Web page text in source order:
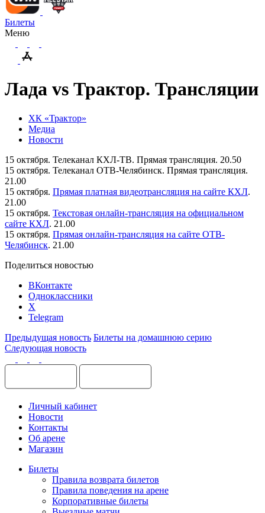
Билеты
Меню
Лада vs Трактор. Трансляции
ХК «Трактор»
Медиа
Новости
15 октября. Телеканал КХЛ-ТВ. Прямая трансляция. 20.50
15 октября. Телеканал ОТВ-Челябинск. Прямая трансляция.
21.00
15 октября. Прямая платная видеотрансляция на сайте КХЛ.
21.00
15 октября. Текстовая онлайн-трансляция на официальном
сайте КХЛ. 21.00
15 октября. Прямая онлайн-трансляция на сайте ОТВ-
Челябинск. 21.00
Поделиться новостью
ВКонтакте
Одноклассники
X
Telegram
Предыдущая новость Билеты на домашнюю серию
Следующая новость
Личный кабинет
Новости
Контакты
Об арене
Магазин
Билеты
Правила возврата билетов
Правила поведения на арене
Корпоративные билеты